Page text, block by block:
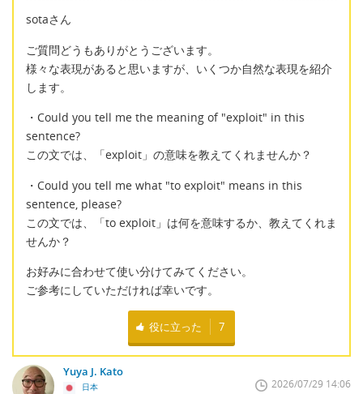
sotaさん
ご質問どうもありがとうございます。
様々な表現があると思いますが、いくつか自然な表現を紹介
します。
・Could you tell me the meaning of "exploit" in this
sentence?
この文では、「exploit」の意味を教えてくれませんか？
・Could you tell me what "to exploit" means in this
sentence, please?
この文では、「to exploit」は何を意味するか、教えてくれま
せんか？
お好みに合わせて使い分けてみてください。
ご参考にしていただければ幸いです。
役に立った 7
Yuya J. Kato
日本 2026/07/29 14:06